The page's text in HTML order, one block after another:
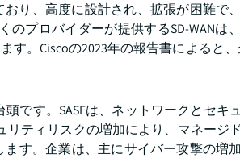
り、高度に設計され、拡張が困難で
のプロバイダーが提供するSD-WANは
。Ciscoの2023年の報告書によると、
頭です。SASEは、ネットワークとセキ
リティリスクの増加により、マネージ
す。企業は、主にサイバー攻撃の増